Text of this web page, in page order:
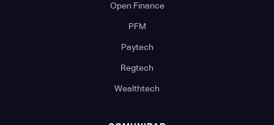
Open Finance
PFM
Paytech
Regtech
Wealthtech